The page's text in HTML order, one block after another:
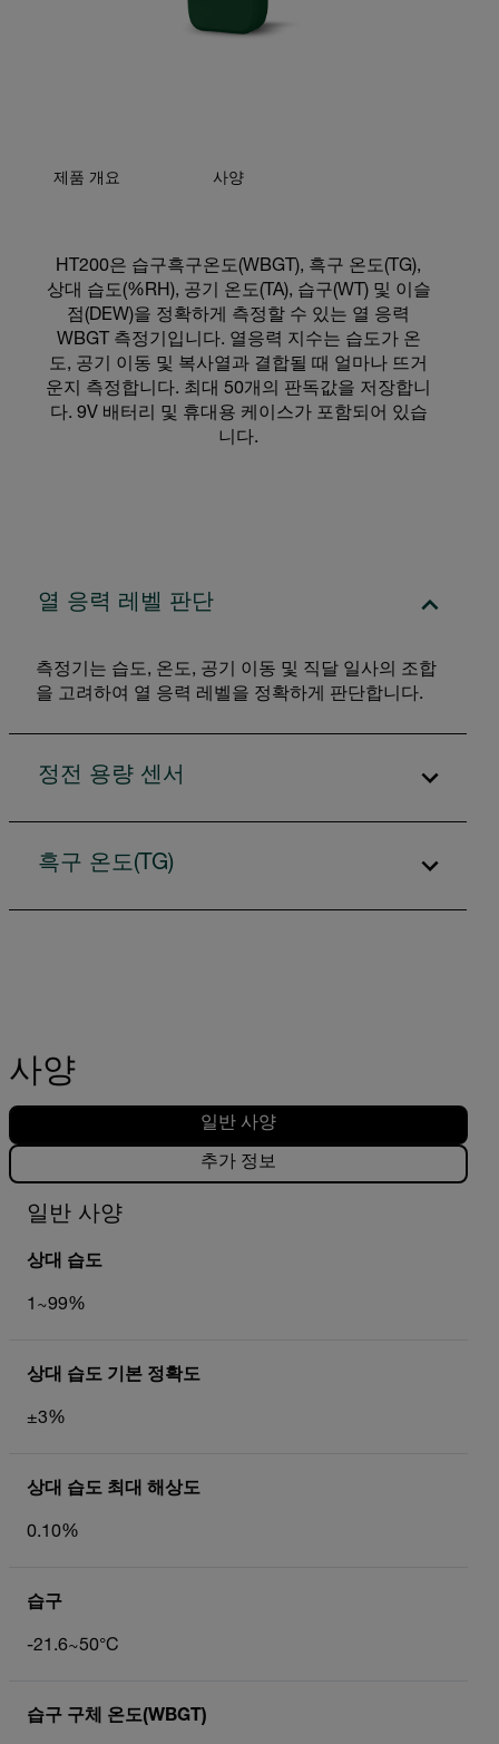
제품 개요 사양
HT200은 습구흑구온도(WBGT), 흑구 온도(TG),
상대 습도(%RH), 공기 온도(TA), 습구(WT) 및 이슬
점(DEW)을 정확하게 측정할 수 있는 열 응력
WBGT 측정기입니다. 열응력 지수는 습도가 온
도, 공기 이동 및 복사열과 결합될 때 얼마나 뜨거
운지 측정합니다. 최대 50개의 판독값을 저장합니
다. 9V 배터리 및 휴대용 케이스가 포함되어 있습
니다.
열 응력 레벨 판단
측정기는 습도, 온도, 공기 이동 및 직달 일사의 조합
을 고려하여 열 응력 레벨을 정확하게 판단합니다.
정전 용량 센서
흑구 온도(TG)
사양
일반 사양
추가 정보
일반 사양
상대 습도
1~99%
상대 습도 기본 정확도
±3%
상대 습도 최대 해상도
0.10%
습구
-21.6~50°C
습구 구체 온도(WBGT)